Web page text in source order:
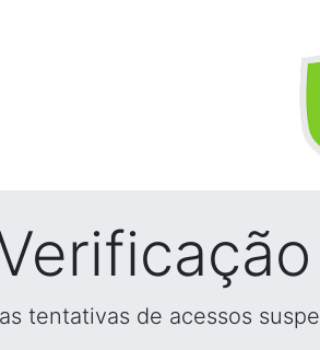
tentativas de acessos